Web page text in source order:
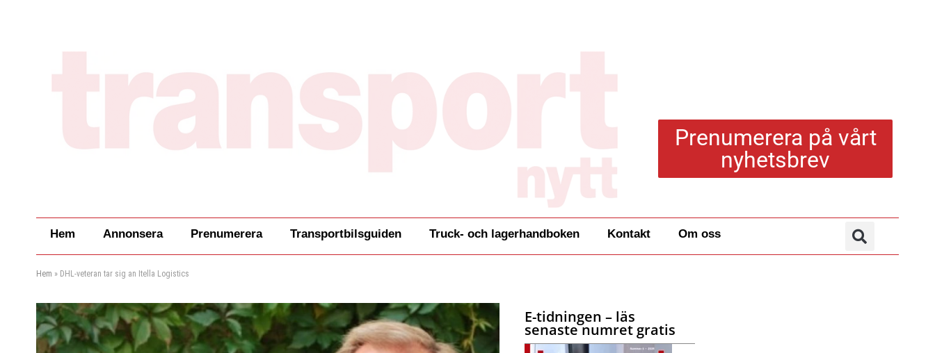
Prenumerera på vårt
nyhetsbrev
Hem Annonsera Prenumerera Transportbilsguiden Truck- och lagerhandboken Kontakt Om oss
Hem » DHL-veteran tar sig an Itella Logistics
E-tidningen – läs
senaste numret gratis